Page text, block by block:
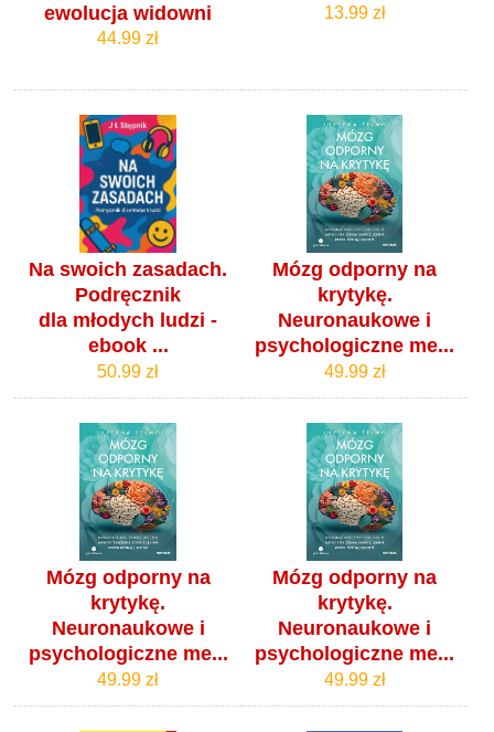
ewolucja widowni
44.99 zł
13.99 zł
Na swoich zasadach.
Podręcznik
dla młodych ludzi -
ebook ...
50.99 zł
Mózg odporny na
krytykę.
Neuronaukowe i
psychologiczne me...
49.99 zł
Mózg odporny na
krytykę.
Neuronaukowe i
psychologiczne me...
49.99 zł
Mózg odporny na
krytykę.
Neuronaukowe i
psychologiczne me...
49.99 zł